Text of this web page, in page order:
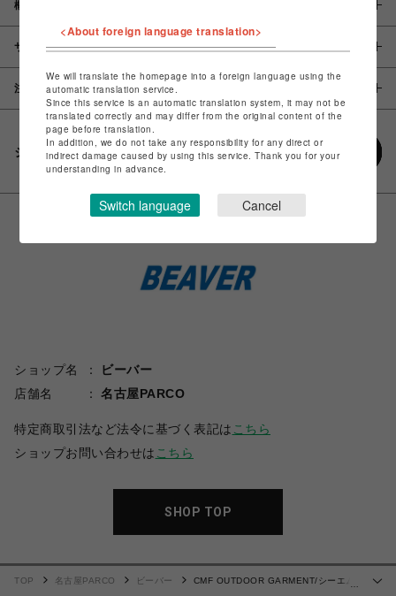
概要
サイズ
注意事項
シェアする
ショップ名
ビーバー
店舗名
名古屋PARCO
特定商取引法など法令に基づく表記は こちら
ショップお問い合わせは こちら
SHOP TOP
…
TOP 名古屋PARCO ビーバー
CMF OUTDOOR GARMENT/シーエム
<About foreign language translation>
We will translate the homepage into a foreign language using the
automatic translation service.
Since this service is an automatic translation system, it may not be
translated correctly and may differ from the original content of the
page before translation.
In addition, we do not take any responsibility for any direct or
indirect damage caused by using this service. Thank you for your
understanding in advance.
Switch language Cancel